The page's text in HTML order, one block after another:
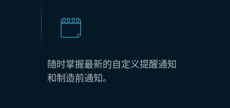
随时掌握最新的自定义提醒通知
和制造前通知。